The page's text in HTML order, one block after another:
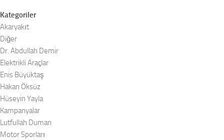
Kategoriler
Akaryakıt
Diğer
Dr. Abdullah Demir
Elektrikli Araçlar
Enis Büyüktaş
Hakan Öksüz
Hüseyin Yayla
Kampanyalar
Lutfullah Duman
Motor Sporları